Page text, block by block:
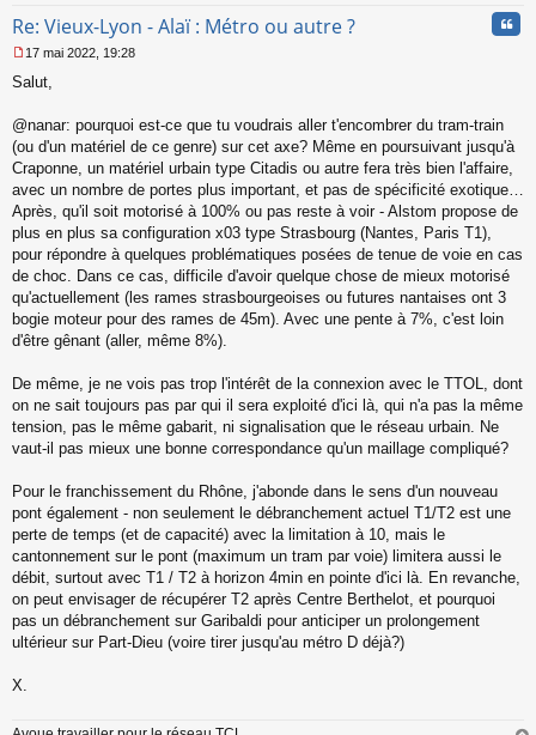
Re: Vieux-Lyon - Alaï : Métro ou autre ?
e
s
g
e
n
o
n
u
17 mai 2022, 19:28
Salut,
@nanar: pourquoi est-ce que tu voudrais aller t'encombrer du tram-train
(ou d'un matériel de ce genre) sur cet axe? Même en poursuivant jusqu'à
Craponne, un matériel urbain type Citadis ou autre fera très bien l'affaire,
avec un nombre de portes plus important, et pas de spécificité exotique…
Après, qu'il soit motorisé à 100% ou pas reste à voir - Alstom propose de
plus en plus sa configuration x03 type Strasbourg (Nantes, Paris T1),
pour répondre à quelques problématiques posées de tenue de voie en cas
de choc. Dans ce cas, difficile d'avoir quelque chose de mieux motorisé
qu'actuellement (les rames strasbourgeoises ou futures nantaises ont 3
bogie moteur pour des rames de 45m). Avec une pente à 7%, c'est loin
d'être gênant (aller, même 8%).
De même, je ne vois pas trop l'intérêt de la connexion avec le TTOL, dont
on ne sait toujours pas par qui il sera exploité d'ici là, qui n'a pas la même
tension, pas le même gabarit, ni signalisation que le réseau urbain. Ne
vaut-il pas mieux une bonne correspondance qu'un maillage compliqué?
Pour le franchissement du Rhône, j'abonde dans le sens d'un nouveau
pont également - non seulement le débranchement actuel T1/T2 est une
perte de temps (et de capacité) avec la limitation à 10, mais le
cantonnement sur le pont (maximum un tram par voie) limitera aussi le
débit, surtout avec T1 / T2 à horizon 4min en pointe d'ici là. En revanche,
on peut envisager de récupérer T2 après Centre Berthelot, et pourquoi
pas un débranchement sur Garibaldi pour anticiper un prolongement
ultérieur sur Part-Dieu (voire tirer jusqu'au métro D déjà?)
X.